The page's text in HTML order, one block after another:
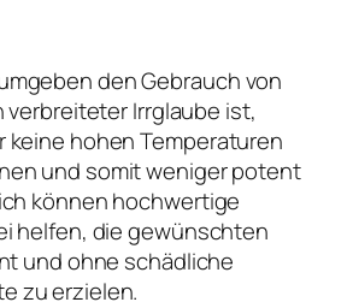
den Gebrauch von
verbreiteter Irrglaube ist,
keine hohen Temperaturen
und somit weniger potent
können hochwertige
helfen, die gewünschten
und ohne schädliche
zu erzielen.